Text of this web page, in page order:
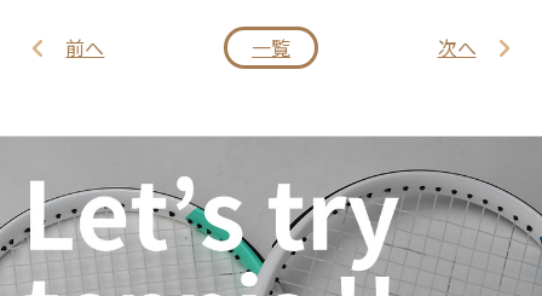
前へ 一覧 次へ